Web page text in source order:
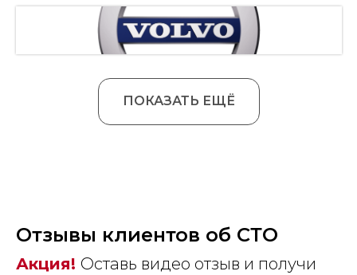
ПОКАЗАТЬ ЕЩЁ
Отзывы клиентов об СТО
Акция! Оставь видео отзыв и получи